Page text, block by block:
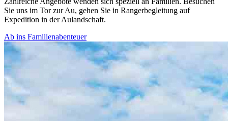
Sie uns im Tor zur Au, gehen Sie in Rangerbegleitung auf
Expedition in der Aulandschaft.
Ab ins Familienabenteuer